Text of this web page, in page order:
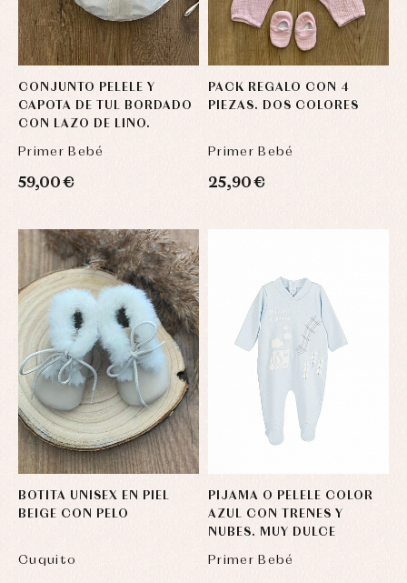
CONJUNTO PELELE Y
CAPOTA DE TUL BORDADO
CON LAZO DE LINO.
Primer Bebé
59,00 €
PACK REGALO CON 4
PIEZAS. DOS COLORES
Primer Bebé
25,90 €
BOTITA UNISEX EN PIEL
BEIGE CON PELO
Cuquito
PIJAMA O PELELE COLOR
AZUL CON TRENES Y
NUBES. MUY DULCE
Primer Bebé